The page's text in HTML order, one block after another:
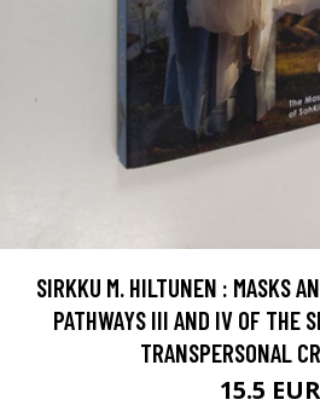
SIRKKU M. HILTUNEN : MASKS
PATHWAYS III AND IV OF THE
TRANSPERSONAL
15.5 EUR